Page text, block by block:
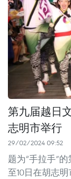
第九届越日
志明市举行
29/02/2024 09:52
题为“手拉手”
至10日在胡志